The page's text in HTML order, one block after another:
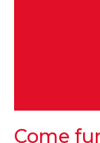
Come